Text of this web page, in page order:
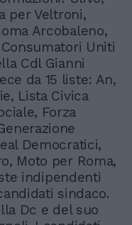
per Veltroni,
Arcobaleno,
Uniti
Cdl Gianni
da 15 liste: An,
Lista Civica
Forza
Democratici,
Moto per Roma,
indipendenti
sindaco.
Dc e del suo